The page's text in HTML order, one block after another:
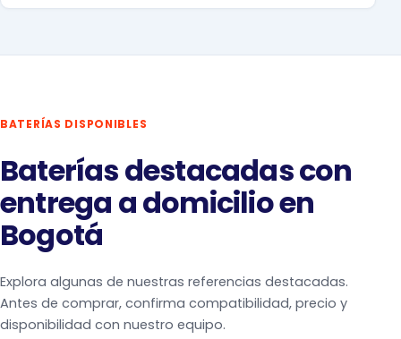
BATERÍAS DISPONIBLES
Baterías destacadas con
entrega a domicilio en
Bogotá
Explora algunas de nuestras referencias destacadas.
Antes de comprar, confirma compatibilidad, precio y
disponibilidad con nuestro equipo.